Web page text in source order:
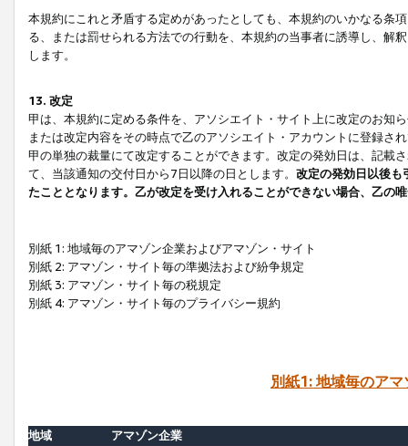
本規約にこれと矛盾する定めがあったとしても、本規約のいかなる条
る、または罰せられる方法での行動を、本規約の当事者に誘導し、解
します。
13. 改定
甲は、本規約に定める条件を、アソシエイト・サイト上に改定のお知
または改定内容をその時点で乙のアソシエイト・アカウントに登録さ
甲の単独の裁量にて改定することができます。改定の発効日は、記載
て、当該通知の交付日から7日以降の日とします。 改定の発効日以後も
たこととなります。乙が改定を受け入れることができない場合、乙の
別紙 1: 地域毎のアマゾン企業およびアマゾン・サイト
別紙 2: アマゾン・サイト毎の準拠法および紛争規定
別紙 3: アマゾン・サイト毎の税規定
別紙 4: アマゾン・サイト毎のプライバシー規約
別紙1: 地域毎のア
地域
アマゾン企業